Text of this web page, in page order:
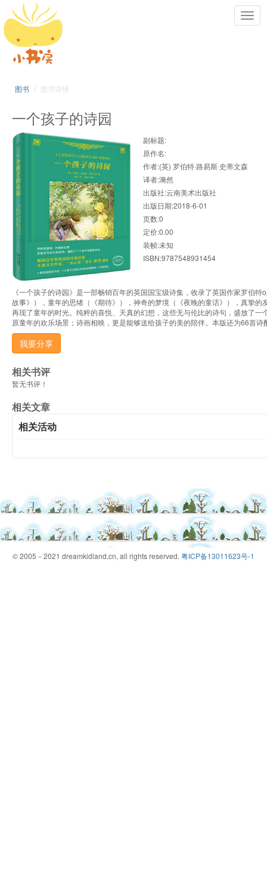
图书 图书详情
一个孩子的诗园
副标题:
原作名:
作者:(英) 罗伯特·路易斯·史蒂文森
译者:漪然
出版社:云南美术出版社
出版日期:2018-6-01
页数:0
定价:0.00
装帧:未知
ISBN:9787548931454
《一个孩子的诗园》是一部畅销百年的英国国宝级诗集，收录了英国作家罗伯
故事》），童年的思绪（《期待》），神奇的梦境（《夜晚的童话》），真挚
再现了童年的时光。纯粹的喜悦、天真的幻想，这些无与伦比的诗句，盛放了
原童年的欢乐场景；诗画相映，更是能够送给孩子的美的陪伴。本版还为66首
我要分享
相关书评
暂无书评！
相关文章
相关活动
© 2005－2021 dreamkidland.cn, all rights reserved. 粤ICP备13011623号-1